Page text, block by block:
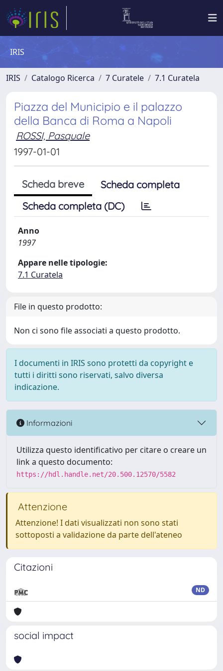
IRIS
IRIS Catalogo Ricerca 7 Curatele 7.1 Curatela
Piazza del Municipio e il palazzo
della Banca di Roma a Napoli
ROSSI, Pasquale
1997-01-01
Scheda breve
Scheda completa
Scheda completa (DC)
Anno
1997
Appare nelle tipologie:
7.1 Curatela
File in questo prodotto:
Non ci sono file associati a questo prodotto.
I documenti in IRIS sono protetti da copyright e
tutti i diritti sono riservati, salvo diversa
indicazione.
Informazioni
Utilizza questo identificativo per citare o creare un
link a questo documento:
https://hdl.handle.net/20.500.12570/5582
Attenzione
Attenzione! I dati visualizzati non sono stati
sottoposti a validazione da parte dell'ateneo
Citazioni
ND
social impact